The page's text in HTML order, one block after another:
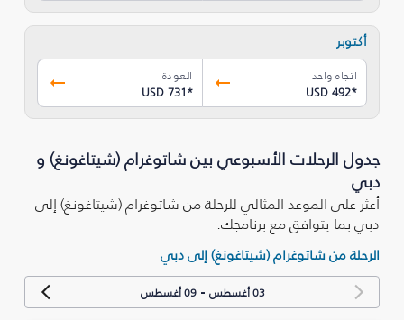
أكتوبر
اتجاه واحد
USD 492*
العودة
USD 731*
جدول الرحلات الأسبوعي بين شاتوغرام (شيتاغونغ) و
دبي
أعثر على الموعد المثالي للرحلة من شاتوغرام (شيتاغونغ) إلى
دبي بما يتوافق مع برنامجك.
الرحلة من شاتوغرام (شيتاغونغ) إلى دبي
03 أغسطس -09 أغسطس